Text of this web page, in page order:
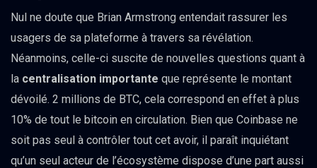
Nul ne doute que Brian Armstrong entendait rassurer les
usagers de sa plateforme à travers sa révélation.
Néanmoins, celle-ci suscite de nouvelles questions quant à
la centralisation importante que représente le montant
dévoilé. 2 millions de BTC, cela correspond en effet à plus
10% de tout le bitcoin en circulation. Bien que Coinbase ne
soit pas seul à contrôler tout cet avoir, il paraît inquiétant
qu’un seul acteur de l’écosystème dispose d’une part aussi